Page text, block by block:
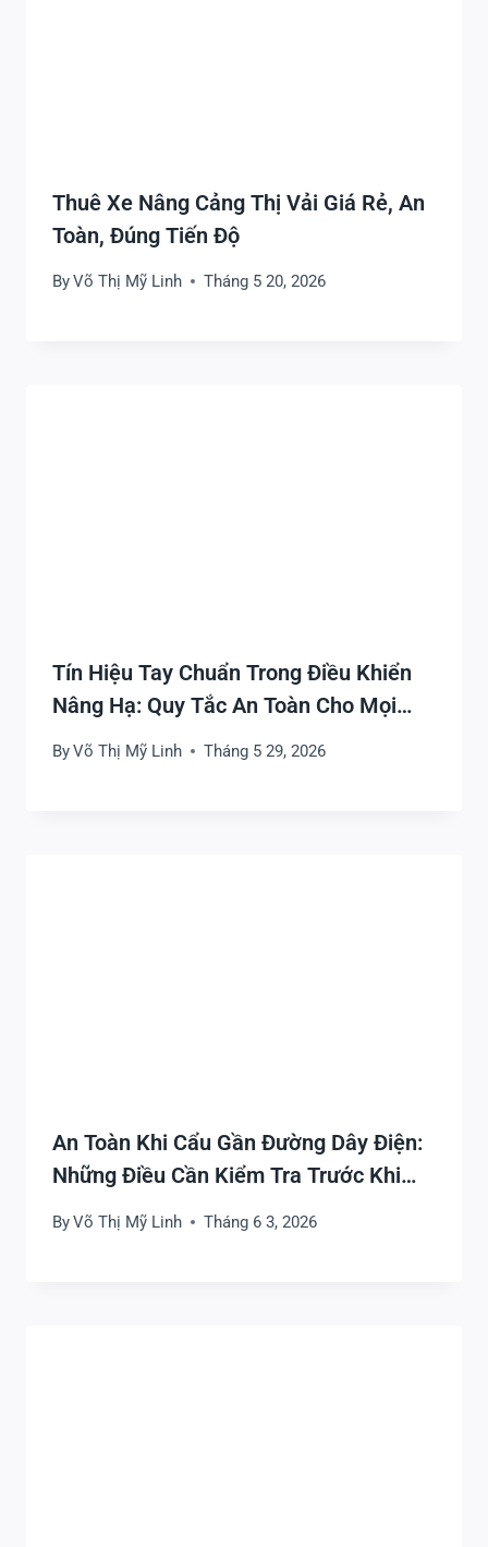
Thuê Xe Nâng Cảng Thị Vải Giá Rẻ, An
Toàn, Đúng Tiến Độ
ByVõ Thị Mỹ Linh Tháng 5 20, 2026
Tín Hiệu Tay Chuẩn Trong Điều Khiển
Nâng Hạ: Quy Tắc An Toàn Cho Mọi
Công Trường
ByVõ Thị Mỹ Linh Tháng 5 29, 2026
An Toàn Khi Cẩu Gần Đường Dây Điện:
Những Điều Cần Kiểm Tra Trước Khi
Thi Công
ByVõ Thị Mỹ Linh Tháng 6 3, 2026